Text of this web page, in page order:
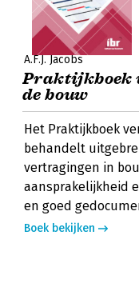
A.F.J. Jacobs
Praktijkboek
de bouw
Het Praktijkboek
behandelt
vertragingen in
aansprakelijkheid
en goed
Boek bekijken